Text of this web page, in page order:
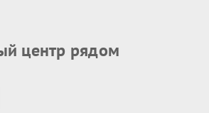
центр рядом